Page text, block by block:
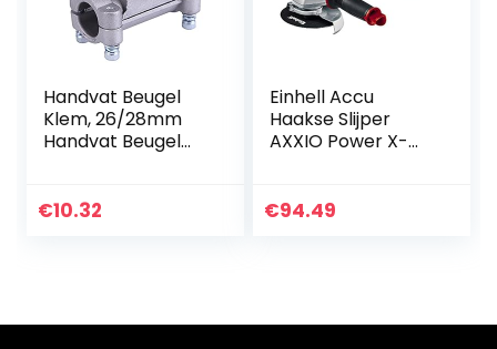
Handvat Beugel
Klem, 26/28mm
Handvat Beugel
Strimmer Trimmer
€10.32
Einhell Accu
Haakse Slijper
AXXIO Power X-
rpm, borstelloze
€94.49